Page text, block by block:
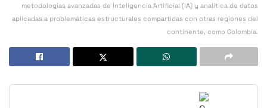
metodologías avanzadas de Inteligencia Artificial (IA) y analítica de datos
aplicadas a problemáticas estructurales compartidas con otras regiones del
continente, como Colombia.